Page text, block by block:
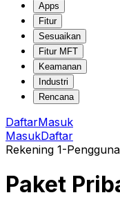
Apps
Fitur
Sesuaikan
Fitur MFT
Keamanan
Industri
Rencana
DaftarMasuk
MasukDaftar
Rekening 1-
Paket